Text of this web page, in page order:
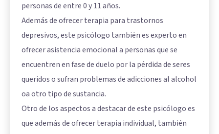
personas de entre 0 y 11 años.
Además de ofrecer terapia para trastornos
depresivos, este psicólogo también es experto en
ofrecer asistencia emocional a personas que se
encuentren en fase de duelo por la pérdida de seres
queridos o sufran problemas de adicciones al alcohol
oa otro tipo de sustancia.
Otro de los aspectos a destacar de este psicólogo es
que además de ofrecer terapia individual, también